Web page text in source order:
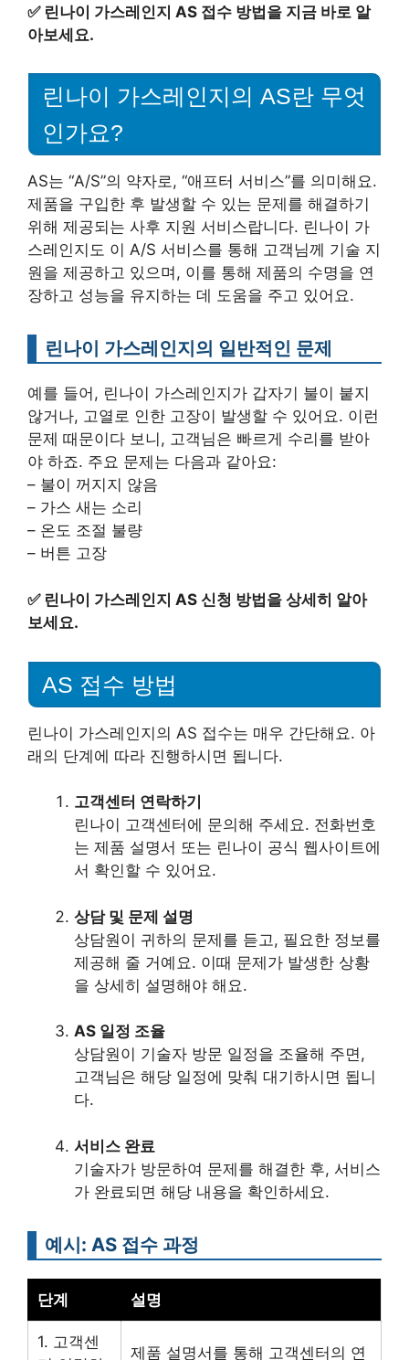
✅ 린나이 가스레인지 AS 접수 방법을 지금 바로 알
아보세요.
린나이 가스레인지의 AS란 무엇
인가요?
AS는 “A/S”의 약자로, “애프터 서비스”를 의미해요.
제품을 구입한 후 발생할 수 있는 문제를 해결하기
위해 제공되는 사후 지원 서비스랍니다. 린나이 가
스레인지도 이 A/S 서비스를 통해 고객님께 기술 지
원을 제공하고 있으며, 이를 통해 제품의 수명을 연
장하고 성능을 유지하는 데 도움을 주고 있어요.
린나이 가스레인지의 일반적인 문제
예를 들어, 린나이 가스레인지가 갑자기 불이 붙지
않거나, 고열로 인한 고장이 발생할 수 있어요. 이런
문제 때문이다 보니, 고객님은 빠르게 수리를 받아
야 하죠. 주요 문제는 다음과 같아요:
– 불이 꺼지지 않음
– 가스 새는 소리
– 온도 조절 불량
– 버튼 고장
✅ 린나이 가스레인지 AS 신청 방법을 상세히 알아
보세요.
AS 접수 방법
린나이 가스레인지의 AS 접수는 매우 간단해요. 아
래의 단계에 따라 진행하시면 됩니다.
고객센터 연락하기
린나이 고객센터에 문의해 주세요. 전화번호
는 제품 설명서 또는 린나이 공식 웹사이트에
서 확인할 수 있어요.
상담 및 문제 설명
상담원이 귀하의 문제를 듣고, 필요한 정보를
제공해 줄 거예요. 이때 문제가 발생한 상황
을 상세히 설명해야 해요.
AS 일정 조율
상담원이 기술자 방문 일정을 조율해 주면,
고객님은 해당 일정에 맞춰 대기하시면 됩니
다.
서비스 완료
기술자가 방문하여 문제를 해결한 후, 서비스
가 완료되면 해당 내용을 확인하세요.
예시: AS 접수 과정
단계 설명
1. 고객센
제품 설명서를 통해 고객센터의 연